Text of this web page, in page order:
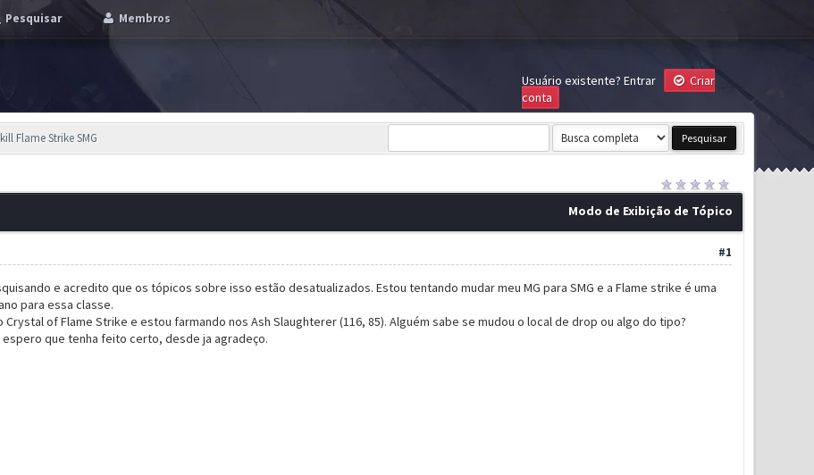
Pesquisar Membros
Usuário existente? Entrar
Criar
conta
Flame Strike SMG
Modo de Exibição de Tópico
#1
e acredito que os tópicos sobre isso estão desatualizados. Estou tentando mudar meu MG para SMG e a Flame strike é uma
para essa classe.
Crystal of Flame Strike e estou farmando nos Ash Slaughterer (116, 85). Alguém sabe se mudou o local de drop ou algo do tipo?
que tenha feito certo, desde ja agradeço.